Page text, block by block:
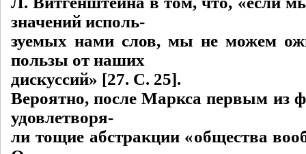
значений исполь-
зуемых нами слов, мы не можем
пользы от наших
дискуссий» [27. C. 25].
Вероятно, после Маркса первым из
удовлетворя-
ли тощие абстракции «общества